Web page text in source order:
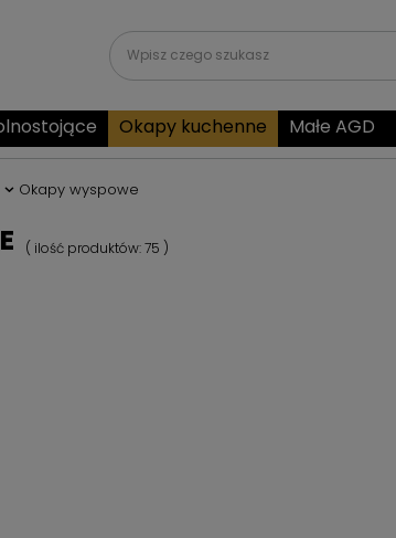
Okapy kuchenne Małe AGD
Okapy wyspowe
( ilość produktów:75 )